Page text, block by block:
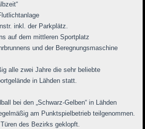
inkl. der Parkplätz.
auf dem mittleren Sportplatz
und der Beregnungsmaschine
alle zwei Jahre die sehr beliebte
in Lähden statt.
bei den „Schwarz-Gelben“ in Lähden
am Punktspielbetrieb teilgenommen.
des Bezirks geklopft.